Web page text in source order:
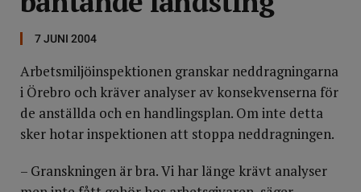
7 JUNI 2004
Arbetsmiljöinspektionen granskar neddragningarna
i Örebro och kräver analyser av konsekvenserna för
de anställda och en handlingsplan. Om inte detta
sker hotar inspektionen att stoppa neddragningen.
– Granskningen är bra. Vi har länge krävt analyser